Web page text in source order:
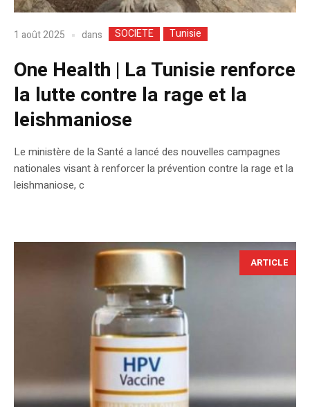
1 août 2025 dans SOCIETE Tunisie
One Health | La Tunisie renforce
la lutte contre la rage et la
leishmaniose
Le ministère de la Santé a lancé des nouvelles campagnes
nationales visant à renforcer la prévention contre la rage et la
leishmaniose, c
ARTICLE